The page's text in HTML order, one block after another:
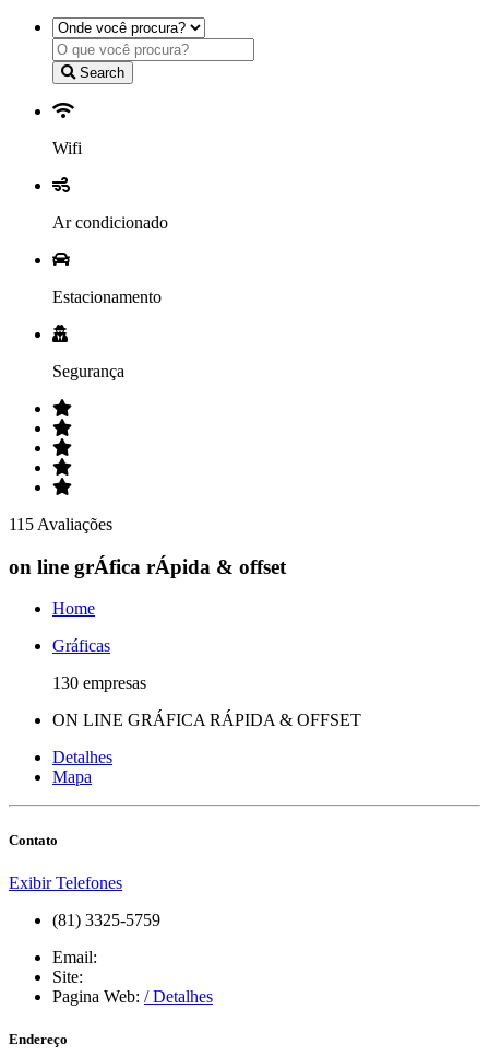
Search
Wifi
Ar condicionado
Estacionamento
Segurança
115 Avaliações
on line grÁfica rÁpida & offset
Home
Gráficas
130 empresas
ON LINE GRÁFICA RÁPIDA & OFFSET
Detalhes
Mapa
Contato
Exibir Telefones
(81) 3325-5759
Email:
Site:
Pagina Web: / Detalhes
Endereço